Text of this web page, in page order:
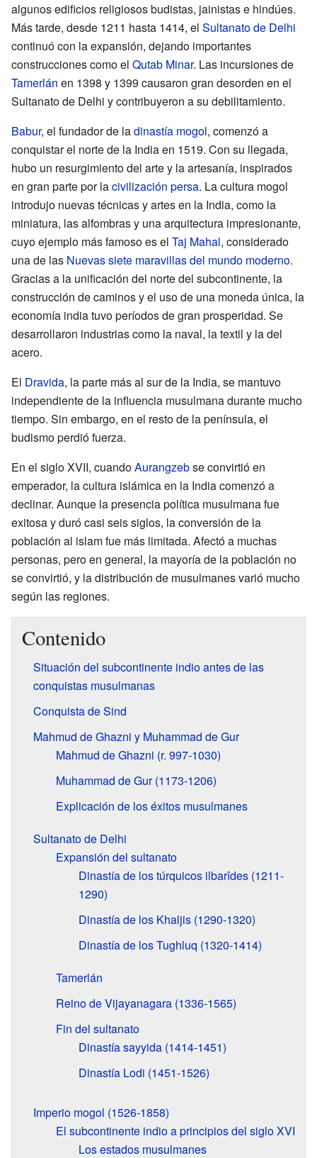
algunos edificios religiosos budistas, jainistas e hindúes.
Más tarde, desde 1211 hasta 1414, el Sultanato de Delhi
continuó con la expansión, dejando importantes
construcciones como el Qutab Minar. Las incursiones de
Tamerlán en 1398 y 1399 causaron gran desorden en el
Sultanato de Delhi y contribuyeron a su debilitamiento.
Babur, el fundador de ladinastía mogol, comenzó a
conquistar el norte de la India en 1519. Con su llegada,
hubo un resurgimiento del arte y la artesanía, inspirados
en gran parte por lacivilización persa. La cultura mogol
introdujo nuevas técnicas y artes en la India, como la
miniatura, las alfombras y una arquitectura impresionante,
cuyo ejemplo más famoso es el Taj Mahal, considerado
una de las Nuevas siete maravillas del mundo moderno.
Gracias a la unificación del norte del subcontinente, la
construcción de caminos y el uso de una moneda única, la
economía india tuvo períodos de gran prosperidad. Se
desarrollaron industrias como la naval, la textil y la del
acero.
El Dravida, la parte más al sur de la India, se mantuvo
independiente de la influencia musulmana durante mucho
tiempo. Sin embargo, en el resto de la península, el
budismo perdió fuerza.
En el siglo XVII, cuandoAurangzebse convirtió en
emperador, la cultura islámica en la India comenzó a
declinar. Aunque la presencia política musulmana fue
exitosa y duró casi seis siglos, la conversión de la
población al islam fue más limitada. Afectó a muchas
personas, pero en general, la mayoría de la población no
se convirtió, y la distribución de musulmanes varió mucho
según las regiones.
Contenido
Situación del subcontinente indio antes de las
conquistas musulmanas
Conquista de Sind
Mahmud de Ghazni y Muhammad de Gur
Mahmud de Ghazni (r. 997-1030)
Muhammad de Gur (1173-1206)
Explicación de los éxitos musulmanes
Sultanato de Delhi
Expansión del sultanato
Dinastía de los túrquicos ilbarîdes (1211-
1290)
Dinastía de los Khaljis (1290-1320)
Dinastía de los Tughluq (1320-1414)
Tamerlán
Reino de Vijayanagara (1336-1565)
Fin del sultanato
Dinastía sayyida (1414-1451)
Dinastía Lodi (1451-1526)
Imperio mogol (1526-1858)
El subcontinente indio a principios del siglo XVI
Los estados musulmanes